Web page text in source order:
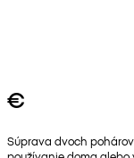
€
Súprava dvoch